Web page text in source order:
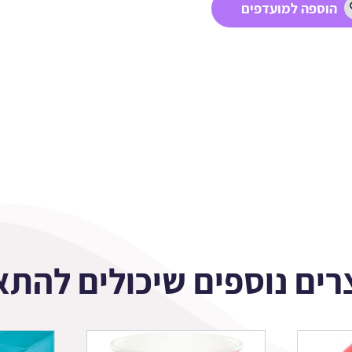
הוספה למועדפים
נוספים שיכולים